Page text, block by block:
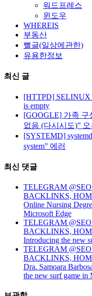
워드프레스
윈도우
WHEREIS
부동산
뻘글(일상에관한)
유용한정보
최신 글
[HTTPD] SELINUX
is empty
[GOOGLE] 가족 구
없음 (다시시도)” 오
[SYSTEMD]
system” 에러
최신 댓글
TELEGRAM
BACKLINKS,
Online Nursing
Microsoft Edge
TELEGRAM
BACKLINKS,
Introducing the new
TELEGRAM
BACKLINKS,
Dra. Samoara
the new surf game in